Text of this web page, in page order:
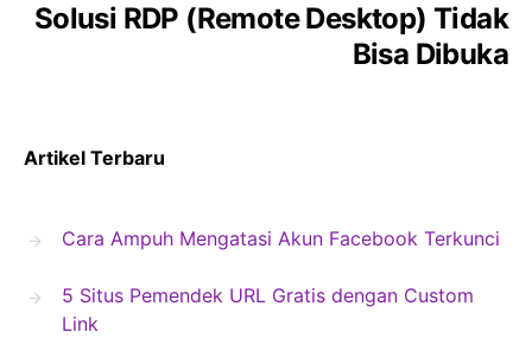
Solusi RDP (Remote Desktop) Tidak
Bisa Dibuka
Artikel Terbaru
Cara Ampuh Mengatasi Akun Facebook Terkunci
5 Situs Pemendek URL Gratis dengan Custom
Link